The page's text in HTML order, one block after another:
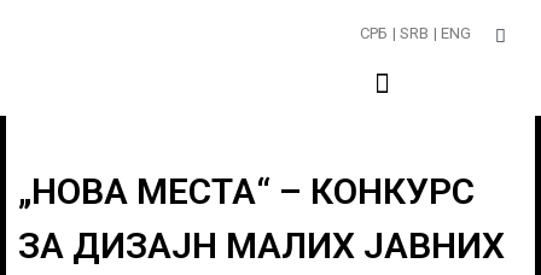
СРБ | SRB | ENG
„НОВА МЕСТА“ – КОНКУРС
ЗА ДИЗАЈН МАЛИХ ЈАВНИХ